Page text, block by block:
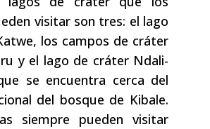
visitar son tres: el lago
los campos de cráter
y el lago de cráter Ndali-
se encuentra cerca del
del bosque de Kibale.
siempre pueden visitar